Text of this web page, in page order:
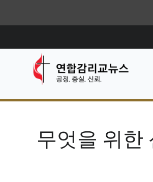
무엇을 위한